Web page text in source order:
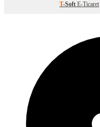
T-Soft E-Ticaret